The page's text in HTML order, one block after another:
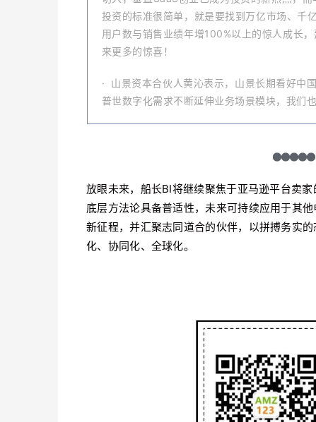
投资的标准很简单，就是要找到万亿市场、千
用户数与销售业绩年增100%以上的惊人成长
来更多的惊喜！
· 山景资本合伙人黄沁表示，山景长期看好中
普世数字化需求不断延伸业务场景模块，我们
放眼未来，船长BI将继续聚焦于亚马逊平台卖
底层方法论具备普适性，未来可持续应用于其
新征程，并汇聚志同道合的伙伴，以拼搏务实
化、协同化、全球化。